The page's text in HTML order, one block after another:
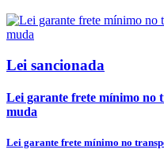
Lei sancionada
Lei garante frete mínimo no
muda
Lei garante frete mínimo no